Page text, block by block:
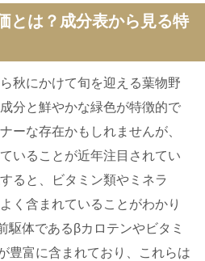
とは？成分表から見る特
秋にかけて旬を迎える葉物野
分と鮮やかな緑色が特徴的で
ーな存在かもしれませんが、
いることが近年注目されてい
ると、ビタミン類やミネラ
く含まれていることがわかり
駆体であるβカロテンやビタミ
豊富に含まれており、これらは